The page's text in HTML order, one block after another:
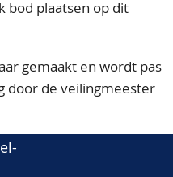
bod plaatsen op dit
gemaakt en wordt pas
door de veilingmeester